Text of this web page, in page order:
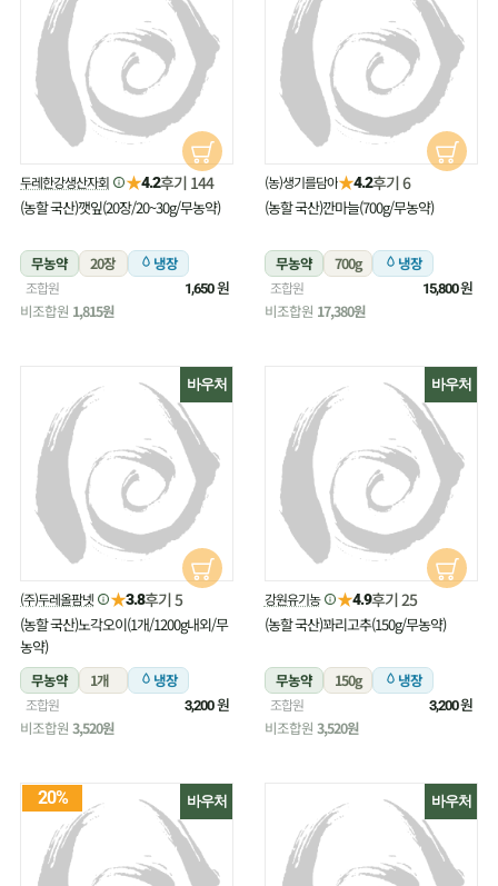
(농)생기를담아★4.2후기 6
(농할 국산)깐마늘(700g/무농약)
무농약 700g 냉장
조합원 15,800원
비조합원 17,380원
두레한강생산자회 ★4.2후기 144
(농할 국산)깻잎(20장/20~30g/무농약)
무농약 20장 냉장
조합원 1,650원
비조합원 1,815원
바우처
강원유기농 ★4.9후기 25
(농할 국산)꽈리고추(150g/무농약)
무농약 150g 냉장
조합원 3,200원
비조합원 3,520원
바우처
(주)두레올팜넷 ★3.8후기 5
(농할 국산)노각오이(1개/1200g내외/무
농약)
무농약
1개 냉장
조합원 3,200원
비조합원 3,520원
바우처
바우처
20%